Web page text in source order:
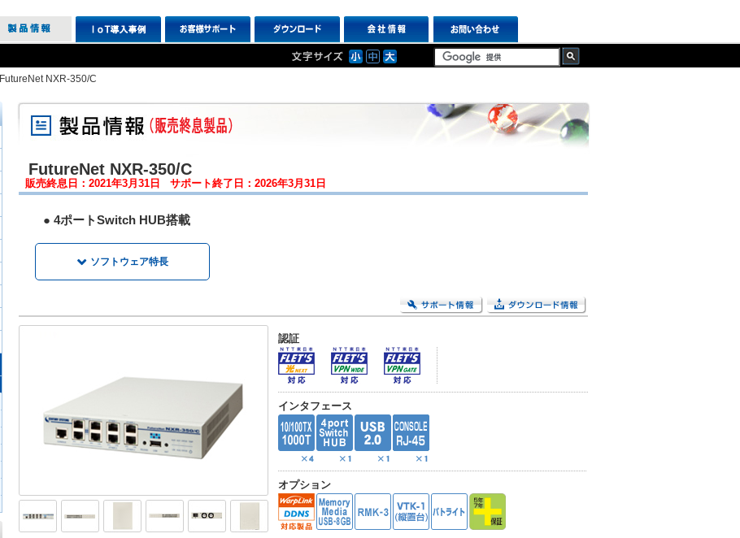
FutureNet NXR-350/C
FutureNet NXR-350/C
販売終息日：2021年3月31日 サポート終了日：2026年3月31日
● 4ポートSwitch HUB搭載
ソフトウェア特長
NGNにおけるIPoE接続に対応
transix IPv4接続（DS-Lite）に対応
キャプティブポータル機能（WEB認証リダイレクト）
認証
インタフェース
オプション